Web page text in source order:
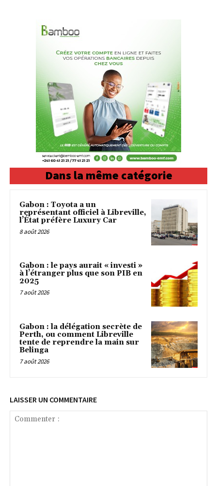
Dans la même catégorie
Gabon : Toyota a un
représentant officiel à Libreville,
l’État préfère Luxury Car
8 août 2026
Gabon : le pays aurait « investi »
à l’étranger plus que son PIB en
2025
7 août 2026
Gabon : la délégation secrète de
Perth, ou comment Libreville
tente de reprendre la main sur
Belinga
7 août 2026
LAISSER UN COMMENTAIRE